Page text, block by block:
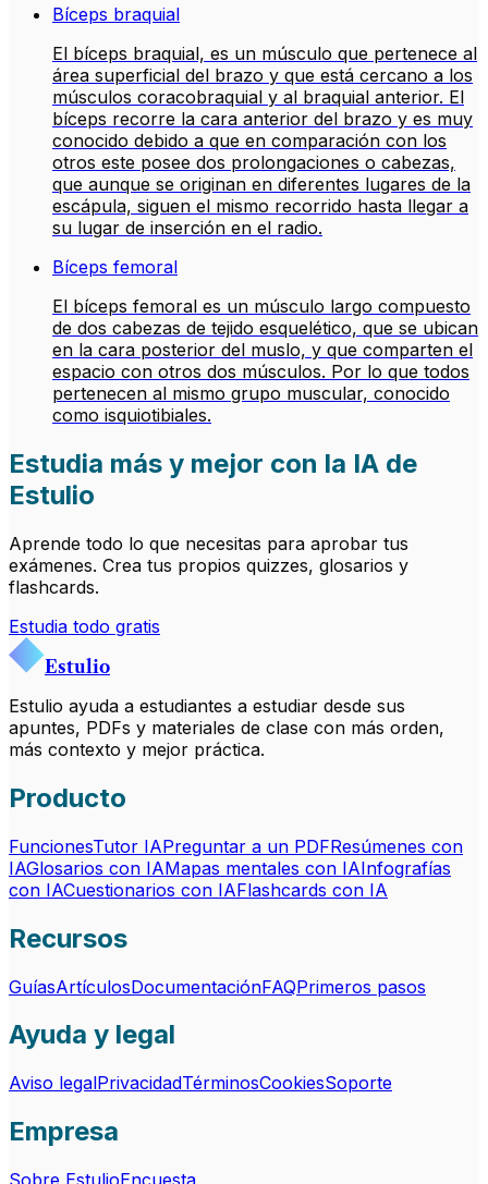
Bíceps braquial
El bíceps braquial, es un músculo que pertenece al
área superficial del brazo y que está cercano a los
músculos coracobraquial y al braquial anterior. El
bíceps recorre la cara anterior del brazo y es muy
conocido debido a que en comparación con los
otros este posee dos prolongaciones o cabezas,
que aunque se originan en diferentes lugares de la
escápula, siguen el mismo recorrido hasta llegar a
su lugar de inserción en el radio.
Bíceps femoral
El bíceps femoral es un músculo largo compuesto
de dos cabezas de tejido esquelético, que se ubican
en la cara posterior del muslo, y que comparten el
espacio con otros dos músculos. Por lo que todos
pertenecen al mismo grupo muscular, conocido
como isquiotibiales.
Estudia más y mejor con la IA de
Estulio
Aprende todo lo que necesitas para aprobar tus
exámenes. Crea tus propios quizzes, glosarios y
flashcards.
Estudia todo gratis
Estulio
Estulio ayuda a estudiantes a estudiar desde sus
apuntes, PDFs y materiales de clase con más orden,
más contexto y mejor práctica.
Producto
FuncionesTutor IAPreguntar a un PDFResúmenes con
IAGlosarios con IAMapas mentales con IAInfografías
con IACuestionarios con IAFlashcards con IA
Recursos
GuíasArtículosDocumentaciónFAQPrimeros pasos
Ayuda y legal
Aviso legalPrivacidadTérminosCookiesSoporte
Empresa